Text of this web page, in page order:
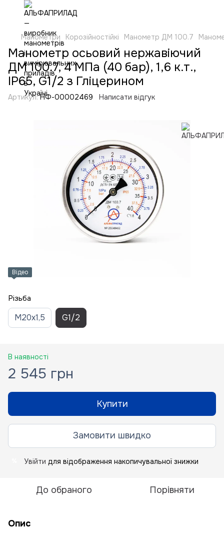
Манометри Корозійностійкі Манометр ДМ 100.7
Манометр осьовий нержавіючий
ДМ 100.7, 4 МПа (40 бар), 1,6 к.т.,
IP65, G1/2 з Гліцерином
Артикул:НФ-00002469 Написати відгук
Відео
Різьба
M20x1,5 G1/2
В наявності
2 545 грн
Купити
Замовити швидко
Увійти для відображення накопичувальної знижки
До обраного Порівняти
Опис